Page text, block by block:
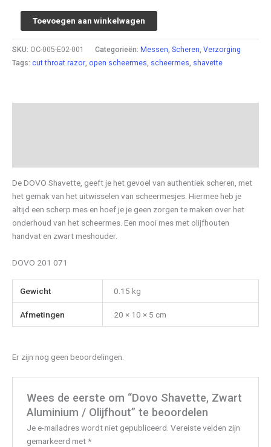
Shavette,
Toevoegen aan winkelwagen
SKU: OC-005-E02-001 Categorieën: Messen, Scheren, Verzorging
Tags: cut throat razor, open scheermes, scheermes, shavette
De DOVO Shavette, geeft je het gevoel van authentiek scheren, met
het gemak van het uitwisselen van scheermesjes. Hiermee heb je
altijd een scherp mes en hoef je je geen zorgen te maken over het
onderhoud van het scheermes. Een mooi mes met olijfhouten
handvat en zwart meshouder.
DOVO 201 071
Gewicht 0.15 kg
Afmetingen 20 × 10 × 5 cm
Er zijn nog geen beoordelingen.
Wees de eerste om “Dovo Shavette, Zwart
Aluminium / Olijfhout” te beoordelen
Je e-mailadres wordt niet gepubliceerd. Vereiste velden zijn
gemarkeerd met*